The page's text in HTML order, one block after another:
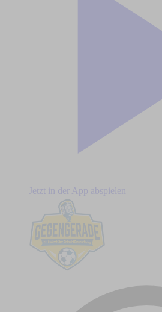
Jetzt in der App abspielen